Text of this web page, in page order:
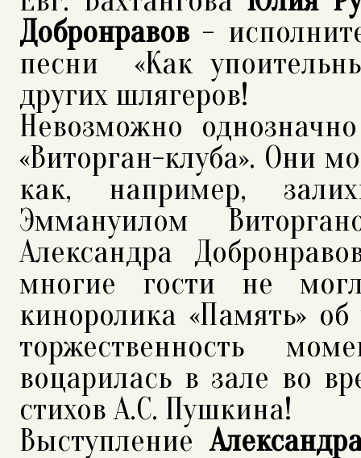
Добронравов-
песни «Как
других шлягеров!
Невозможно
«Виторган-клуба». Они
как, например,
Эммануилом
Александра
многие гости не
киноролика «Память»
торжественность
воцарилась в зале во
стихов А.С. Пушкина!
Выступление